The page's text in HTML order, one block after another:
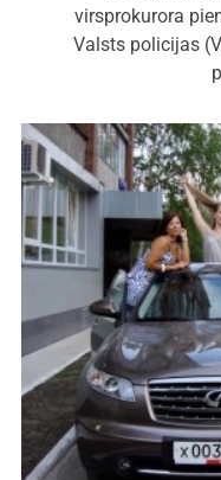
virsprokurora
Valsts policijas